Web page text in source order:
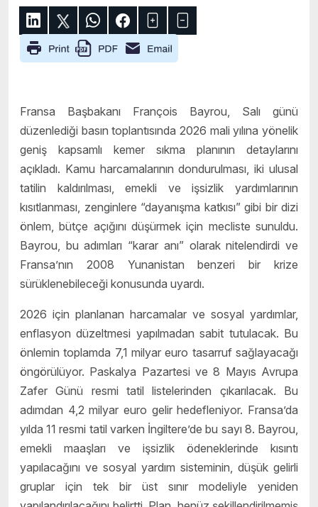
Fransa Başbakanı François Bayrou, Salı günü
düzenlediği basın toplantısında 2026 mali yılına yönelik
geniş kapsamlı kemer sıkma planının detaylarını
açıkladı. Kamu harcamalarının dondurulması, iki ulusal
tatilin kaldırılması, emekli ve işsizlik yardımlarının
kısıtlanması, zenginlere “dayanışma katkısı” gibi bir dizi
önlem, bütçe açığını düşürmek için mecliste sunuldu.
Bayrou, bu adımları “karar anı” olarak nitelendirdi ve
Fransa’nın 2008 Yunanistan benzeri bir krize
sürüklenebileceği konusunda uyardı.
2026 için planlanan harcamalar ve sosyal yardımlar,
enflasyon düzeltmesi yapılmadan sabit tutulacak. Bu
önlemin toplamda 7,1 milyar euro tasarruf sağlayacağı
öngörülüyor. Paskalya Pazartesi ve 8 Mayıs Avrupa
Zafer Günü resmi tatil listelerinden çıkarılacak. Bu
adımdan 4,2 milyar euro gelir hedefleniyor. Fransa’da
yılda 11 resmi tatil varken İngiltere’de bu sayı 8. Bayrou,
emekli maaşları ve işsizlik ödeneklerinde kısıntı
yapılacağını ve sosyal yardım sisteminin, düşük gelirli
gruplar için tek bir üst sınır modeliyle yeniden